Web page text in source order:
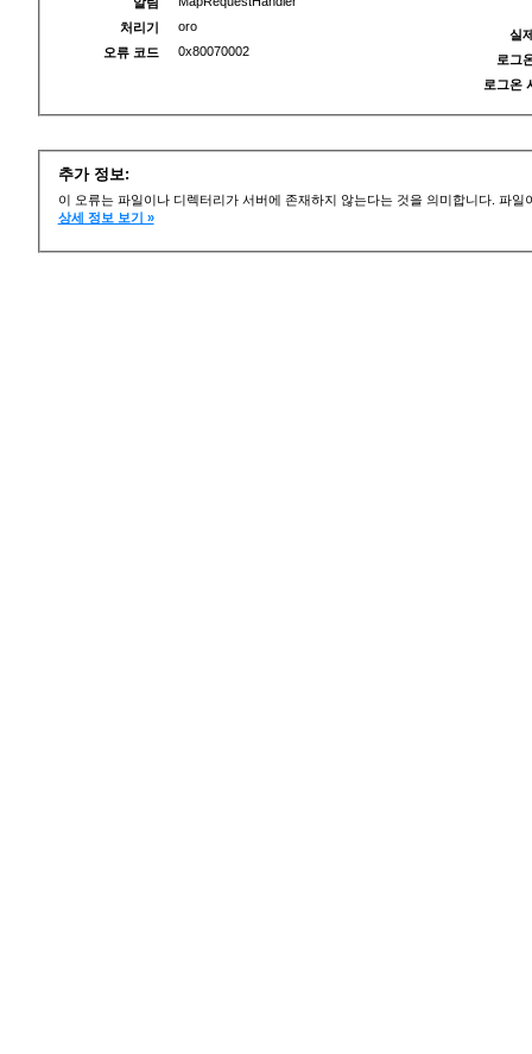
처리기
oro
오류 코드
0x80070002
실
로그
로그온
추가 정보:
이 오류는 파일이나 디렉터리가 서버에 존재하지 않는다는 것을 의미합니다. 파
상세 정보 보기 »